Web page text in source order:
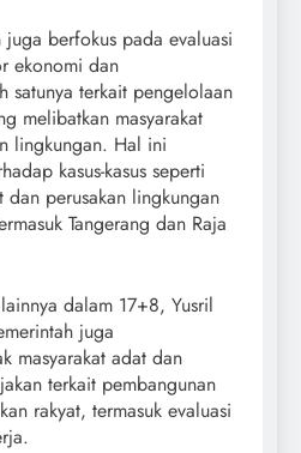
berfokus pada evaluasi
ekonomi dan
satunya terkait pengelolaan
melibatkan masyarakat
lingkungan. Hal ini
kasus-kasus seperti
dan perusakan lingkungan
Tangerang dan Raja
dalam 17+8, Yusril
juga
masyarakat adat dan
terkait pembangunan
rakyat, termasuk evaluasi